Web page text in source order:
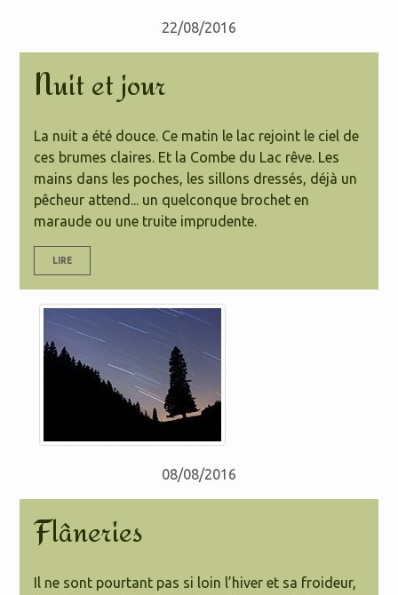
22/08/2016
Nuit et jour
La nuit a été douce. Ce matin le lac rejoint le ciel de
ces brumes claires. Et la Combe du Lac rêve. Les
mains dans les poches, les sillons dressés, déjà un
pêcheur attend... un quelconque brochet en
maraude ou une truite imprudente.
LIRE
08/08/2016
Flâneries
Il ne sont pourtant pas si loin l’hiver et sa froideur,